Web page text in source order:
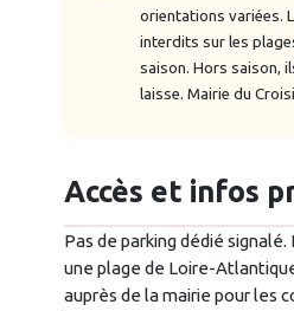
orientations variées.
interdits sur les
saison. Hors saison,
laisse. Mairie du
Accès et infos
Pas de parking dédié signalé.
une plage de Loire-
auprès de la mairie pour les